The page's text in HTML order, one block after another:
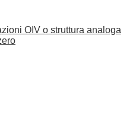
OIV o struttura analoga